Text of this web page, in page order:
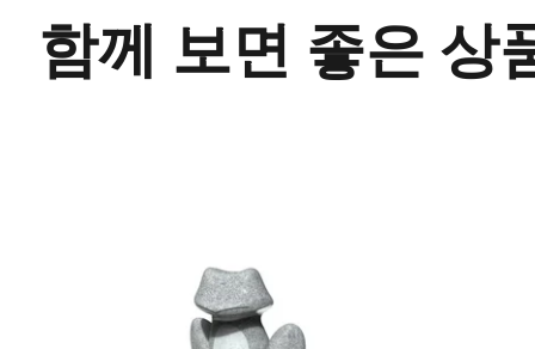
함께 보면 좋은 상